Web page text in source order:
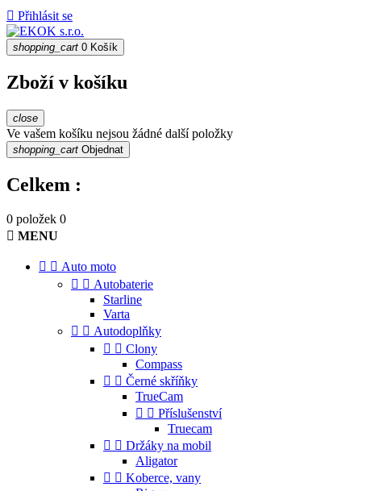
 Přihlásit se
shopping_cart 0 Košík
Zboží v košíku
close
Ve vašem košíku nejsou žádné další položky
shopping_cart Objednat
Celkem :
0 položek 0
 MENU
  Auto moto
  Autobaterie
Starline
Varta
  Autodoplňky
  Clony
Compass
  Černé skříňky
TrueCam
  Příslušenství
Truecam
  Držáky na mobil
Aligator
  Koberce, vany